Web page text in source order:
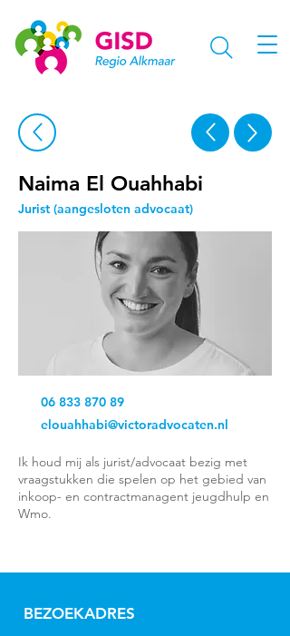
Naima El Ouahhabi
Jurist (aangesloten advocaat)
06 833 870 89
elouahhabi@victoradvocaten.nl
Ik houd mij als jurist/advocaat bezig met
vraagstukken die spelen op het gebied van
inkoop- en contractmanagent jeugdhulp en
Wmo.
BEZOEKADRES